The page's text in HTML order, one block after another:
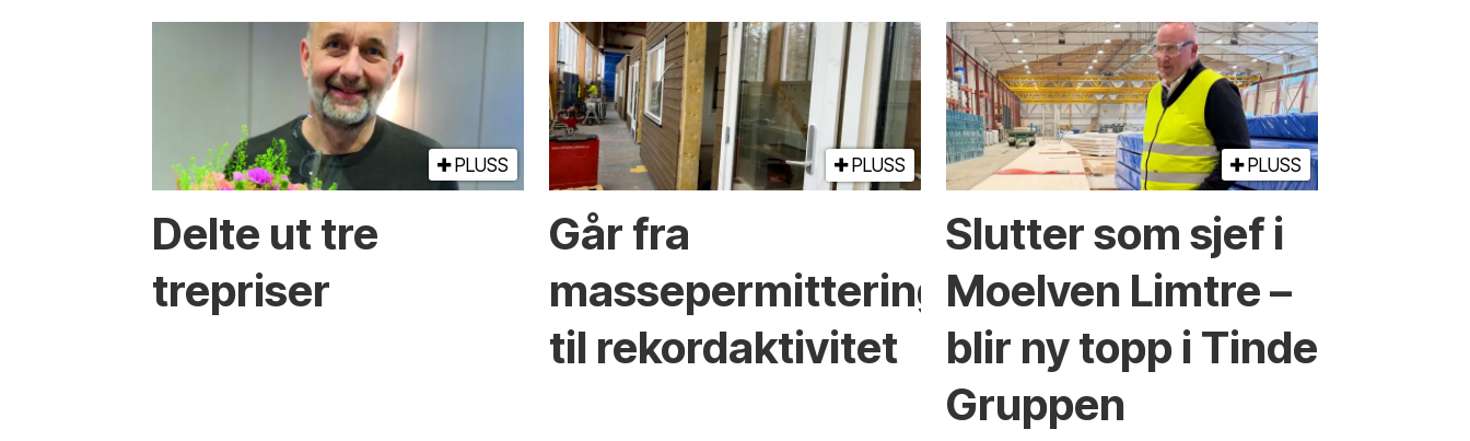
PLUSS
Delte ut tre
trepriser
PLUSS
Går fra
massepermittering
til rekordaktivitet
PLUSS
Slutter som sjef i
Moelven Limtre –
blir ny topp i Tinde
Gruppen